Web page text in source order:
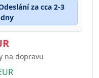
za cca 2-3
na dopravu